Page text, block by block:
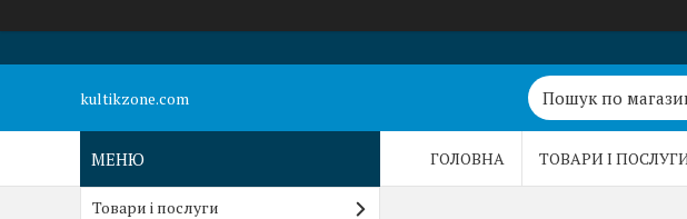
kultikzone.com
ГОЛОВНА ТОВАРИ І
Товари і послуги